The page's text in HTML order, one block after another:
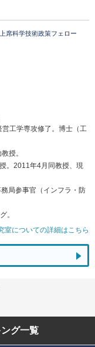
席科学技術政策フェロー
工学専攻修了。博士（工
授。
。2011年4月同教授、現
局参事官（インフラ・防
。
室についての詳細はこちら
グ一覧